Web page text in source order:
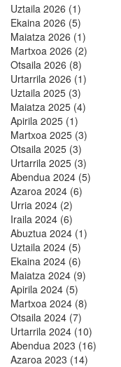
Uztaila 2026 (1)
Ekaina 2026 (5)
Maiatza 2026 (1)
Martxoa 2026 (2)
Otsaila 2026 (8)
Urtarrila 2026 (1)
Uztaila 2025 (3)
Maiatza 2025 (4)
Apirila 2025 (1)
Martxoa 2025 (3)
Otsaila 2025 (3)
Urtarrila 2025 (3)
Abendua 2024 (5)
Azaroa 2024 (6)
Urria 2024 (2)
Iraila 2024 (6)
Abuztua 2024 (1)
Uztaila 2024 (5)
Ekaina 2024 (6)
Maiatza 2024 (9)
Apirila 2024 (5)
Martxoa 2024 (8)
Otsaila 2024 (7)
Urtarrila 2024 (10)
Abendua 2023 (16)
Azaroa 2023 (14)